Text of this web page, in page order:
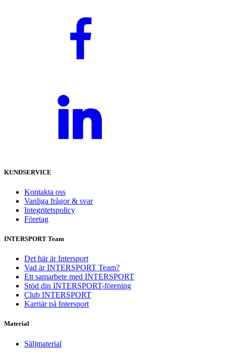
KUNDSERVICE
Kontakta oss
Vanliga frågor & svar
Integritetspolicy
Företag
INTERSPORT Team
Det här är Intersport
Vad är INTERSPORT Team?
Ett samarbete med INTERSPORT
Stöd din INTERSPORT-förening
Club INTERSPORT
Karriär på Intersport
Material
Säljmaterial